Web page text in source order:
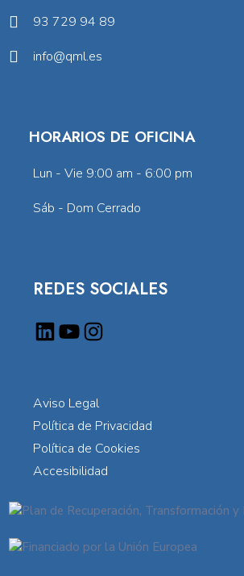
93 729 94 89
info@qml.es
HORARIOS DE OFICINA
Lun - Vie 9:00 am - 6:00 pm
Sáb - Dom Cerrado
REDES SOCIALES
Aviso Legal
Política de Privacidad
Política de Cookies
Accesibilidad